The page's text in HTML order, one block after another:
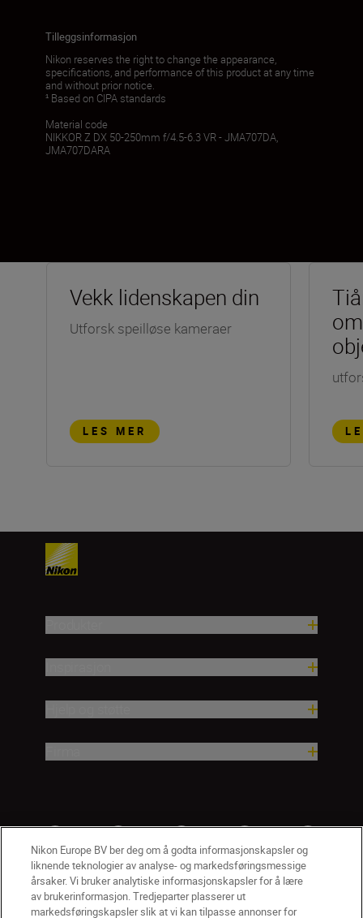
Tilleggsinformasjon
Nikon reserves the right to change the appearance,
specifications, and performance of this product at any time
and without prior notice.
¹ Based on CIPA standards
Material code
NIKKOR Z DX 50-250mm f/4.5-6.3 VR - JMA707DA,
JMA707DARA
Vekk lidenskapen din
Utforsk speilløse kameraer
LES MER
Nikon Europe BV ber deg om å godta informasjonskapsler og
liknende teknologier av analyse- og markedsføringsmessige
årsaker. Vi bruker analytiske informasjonskapsler for å lære
av brukerinformasjon. Tredjeparter plasserer ut
markedsføringskapsler slik at vi kan tilpasse annonser for